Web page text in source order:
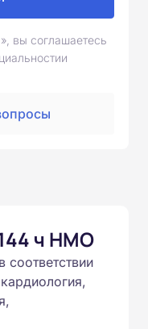
вы соглашаетесь
ч НМО